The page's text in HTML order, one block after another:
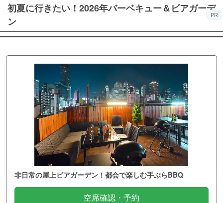
初夏に行きたい！2026年バーベキュー＆ビアガーデ
ン
PR
非日常の屋上ビアガーデン！都会で楽しむ手ぶらBBQ
空席確認・予約